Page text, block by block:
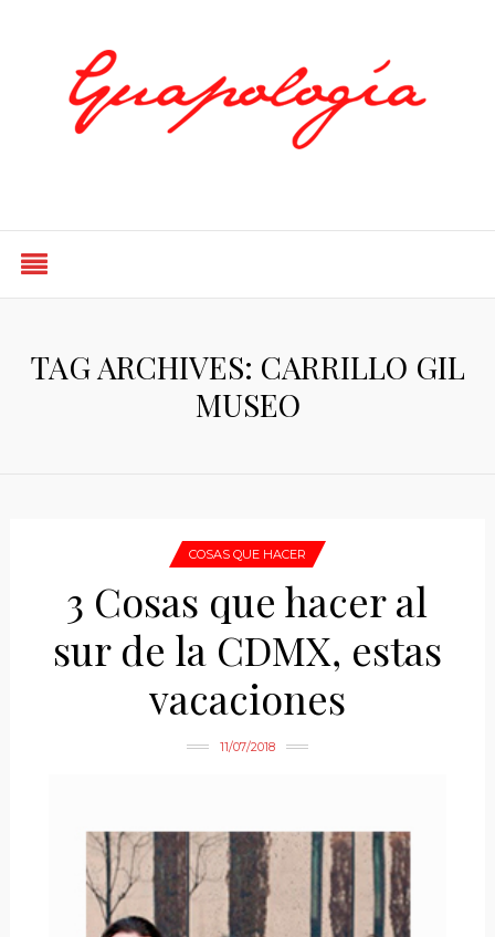
TAG ARCHIVES: CARRILLO GIL
MUSEO
COSAS QUE HACER
3 Cosas que hacer al
sur de la CDMX, estas
vacaciones
11/07/2018